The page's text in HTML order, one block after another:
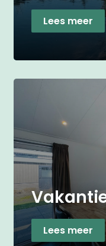
Lees meer
Lees meer